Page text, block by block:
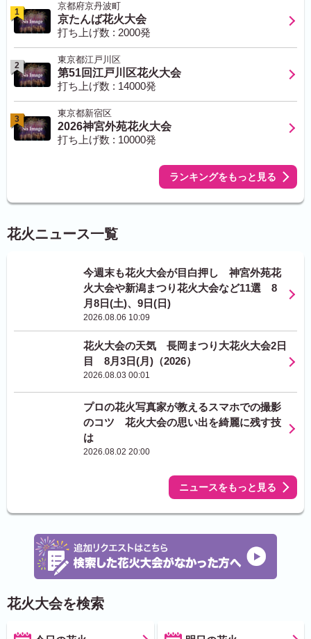
1
京都府京丹波町
京たんば花火大会
打ち上げ数 : 2000発
2
東京都江戸川区
第51回江戸川区花火大会
打ち上げ数 : 14000発
3
東京都新宿区
2026神宮外苑花火大会
打ち上げ数 : 10000発
ランキングをもっと見る
花火ニュース一覧
今週末も花火大会が目白押し 神宮外苑花
火大会や新潟まつり花火大会など11選 8
月8日(土)、9日(日)
2026.08.06 10:09
花火大会の天気 長岡まつり大花火大会2日
目 8月3日(月)（2026）
2026.08.03 00:01
プロの花火写真家が教えるスマホでの撮影
のコツ 花火大会の思い出を綺麗に残す技
は
2026.08.02 20:00
ニュースをもっと見る
花火大会を検索